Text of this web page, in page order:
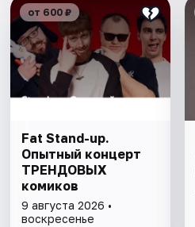
от 600 ₽
Fat Stand-up.
Опытный концерт
ТРЕНДОВЫХ
комиков
9 августа 2026 •
воскресенье